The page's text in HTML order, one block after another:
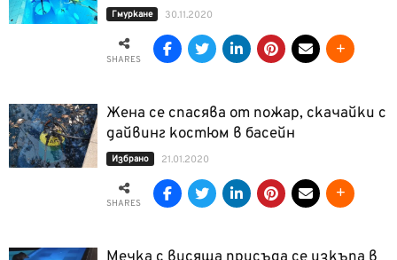
Гмуркане 30.11.2020
SHARES
Жена се спасява от пожар, скачайки с
дайвинг костюм в басейн
Избрано 21.01.2020
SHARES